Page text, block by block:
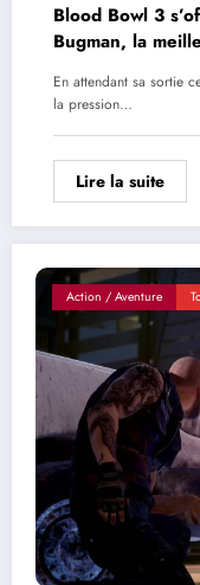
Blood Bowl 3
Bugman, la
En attendant sa sortie
la pression…
Lire la suite
Action / Aventure